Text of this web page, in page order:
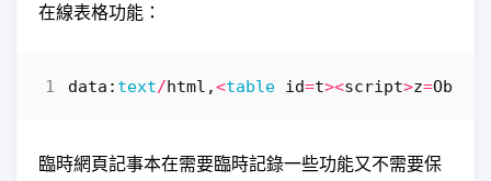
在線表格功能：
data : text/html ,<table id=t><script>z=
臨時網頁記事本在需要臨時記錄一些功能又不需要保